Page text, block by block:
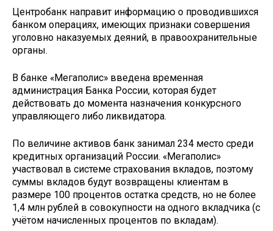
Центробанк направит информацию о проводившихся
банком операциях, имеющих признаки совершения
уголовно наказуемых деяний, в правоохранительные
органы.
В банке «Мегаполис» введена временная
администрация Банка России, которая будет
действовать до момента назначения конкурсного
управляющего либо ликвидатора.
По величине активов банк занимал 234 место среди
кредитных организаций России. «Мегаполис»
участвовал в системе страхования вкладов, поэтому
суммы вкладов будут возвращены клиентам в
размере 100 процентов остатка средств, но не более
1,4 млн рублей в совокупности на одного вкладчика (с
учётом начисленных процентов по вкладам).